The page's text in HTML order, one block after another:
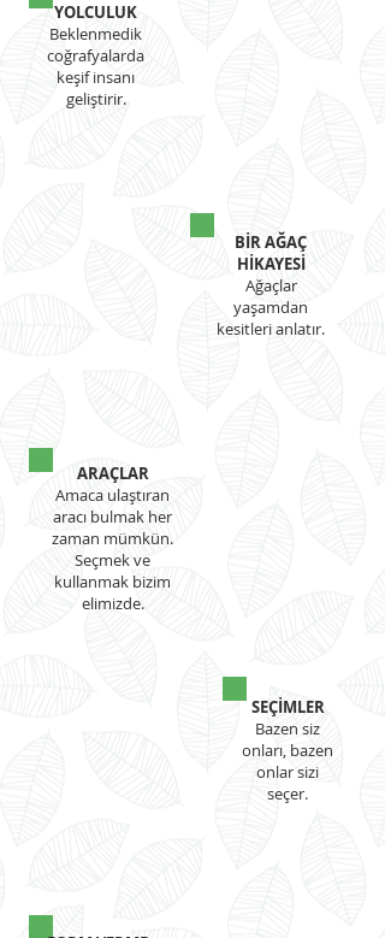
YOLCULUK
Beklenmedik
coğrafyalarda
keşif insanı
geliştirir.
BİR AĞAÇ
HİKAYESİ
Ağaçlar
yaşamdan
kesitleri anlatır.
ARAÇLAR
Amaca ulaştıran
aracı bulmak her
zaman mümkün.
Seçmek ve
kullanmak bizim
elimizde.
SEÇİMLER
Bazen siz
onları, bazen
onlar sizi
seçer.